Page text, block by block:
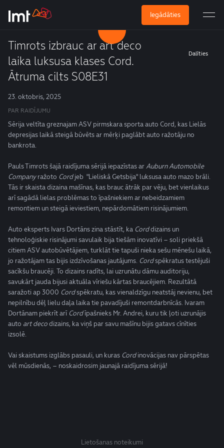
Iegādāties
Timrots izbrauc ar art deco
laika luksusa klases Cord.
Ātruma cilts S08E31
Dalīties
23. oktobris, 2025
PAR RAIDĪJUMU
Sērija veltīta greznajam ASV pirmskara sporta auto Cord, kas Lielās
depresijas laikā steigā būvēts ar mērķi paglābt auto ražotāju no
bankrota.
Pauls Timrots šajā raidījuma sērijā iepazīstas arAuburn Automobile
Companyražoto Cordjeb "Lieliskā Getsbija" luksusa auto mazo brāli.
Tās ir skaista dizaina mašīnas, kas brauc ātrāk par vēju, bet vienlaikus
arī sagādā lielas problēmas to īpašniekiem ar nebeidzamiem
remontiem un steigā ieviestiem, nepārdomātiem risinājumiem.
Auto eksperts Ivars Dortāns zina stāstīt, ka Corddizains un
tehnoloģiskie risinājumi savulaik bija tiešām inovatīvi – soli priekšā
citiem ASV autobūvētājiem, turklāt tie tapuši nieka sešu mēnešu laikā,
jo ražotājam tas bijis izdzīvošanas jautājums. Cordspēkratus testējuši
sacīkšu braucēji. To dizains radīts, lai uzrunātu dāmu auditoriju,
savukārt jauda bijusi aktuāla vīriešu kārtas braucējiem. Rezultātā
saražoti ap 3000 Cordspēkratu, kas vienaldzīgu neatstāj nevienu, bet
nepilnību dēļ lielu daļa laika tie pavadījuši remontdarbnīcās. Ivaram
Dortānam piekrīt arī Cordīpašnieks Mr. Andrei, kuru tik ļoti uzrunājis
auto art decodizains, ka viņš par savu mašīnu bijis gatavs cīnīties
izsolē.
Vai skaistums izglābs pasauli, un kuras Cordinovācijas nav pārspētas
vēl mūsdienās, – noskaidrosim jaunajā raidījuma sērijā!
Lietošanas noteikumi